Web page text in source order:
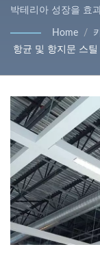
장을 저
코팅 / 적
박테리아 성장을 효
을 제공하며, 청소
PVC 코팅/적층 금속
합합니다.
Home /
항균 및 항지문 스틸